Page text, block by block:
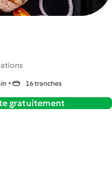
16 tranches
gratuitement